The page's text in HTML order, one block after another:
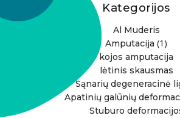
Kategorijos
Al Muderis
Amputacija (1)
kojos amputacija
lėtinis skausmas
Sąnarių degeneracinė
Apatinių galūnių
Stuburo